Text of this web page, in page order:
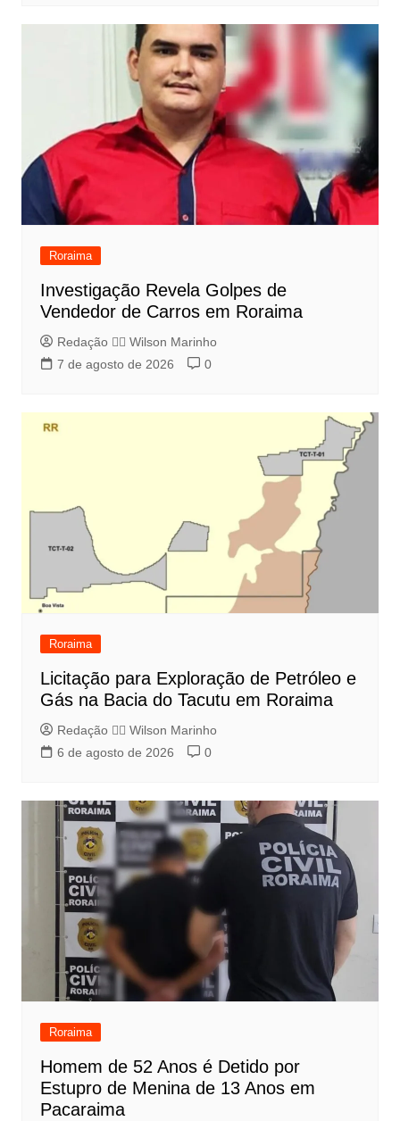
Roraima
Investigação Revela Golpes de
Vendedor de Carros em Roraima
Redação 👨‍⚖️​ Wilson Marinho
7 de agosto de 2026
0
Roraima
Licitação para Exploração de Petróleo e
Gás na Bacia do Tacutu em Roraima
Redação 👨‍⚖️​ Wilson Marinho
6 de agosto de 2026
0
Roraima
Homem de 52 Anos é Detido por
Estupro de Menina de 13 Anos em
Pacaraima